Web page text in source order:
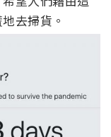
去掃貨。